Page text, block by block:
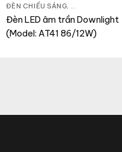
THIẾT BỊ CHIẾU SÁNG
ĐÈN CHIẾU SÁNG,
Đèn LED âm trần Downlight
(Model: AT41 86/12W)